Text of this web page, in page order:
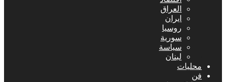
العراق
ايران
روسيا
سورية
سياسة
لبنان
محليات
فن